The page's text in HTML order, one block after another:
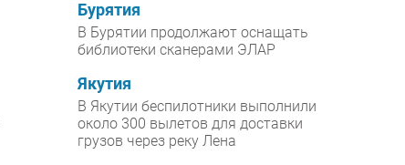
Бурятия
В Бурятии продолжают оснащать
библиотеки сканерами ЭЛАР
Якутия
В Якутии беспилотники выполнили
около 300 вылетов для доставки
грузов через реку Лена